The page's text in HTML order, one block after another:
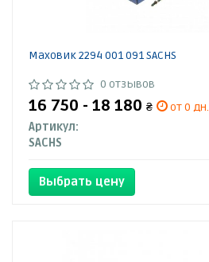
Маховик 2294 001 091 SACHS
0 отзывов
16 750 - 18 180 ₴
от 0 дн.
Артикул:
SACHS
Выбрать цену